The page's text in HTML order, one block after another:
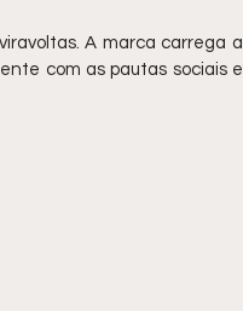
A marca carrega a
com as pautas sociais e